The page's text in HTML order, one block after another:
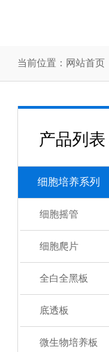
当前位置： 网站首页
产品列表
细胞培养系列
细胞摇管
细胞爬片
全白全黑板
底透板
微生物培养板